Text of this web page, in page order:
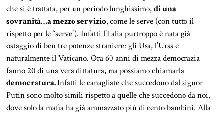
che si è trattata, per un periodo lunghissimo,di una
sovranità…a mezzo servizio, come le serve (con tutto il
rispetto per le “serve”). Infatti l’Italia purtroppo è nata già
ostaggio di ben tre potenze straniere: gli Usa, l’Urss e
naturalmente il Vaticano. Ora 60 anni di mezza democrazia
fanno 20 di una vera dittatura, ma possiamo chiamarla
democratura.Infatti le canagliate che succedono dal signor
Putin sono molto simili rispetto a quelle che succedono da noi,
dove solo la mafia ha già ammazzato più di cento bambini. Alla